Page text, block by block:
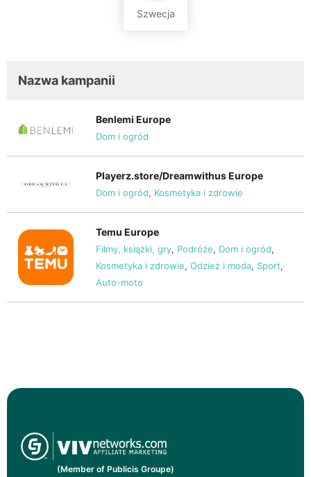
Szwecja
Nazwa kampanii
Benlemi Europe
Dom i ogród
Playerz.store/Dreamwithus Europe
Dom i ogród, Kosmetyka i zdrowie
Temu Europe
Filmy, książki, gry, Podróże, Dom i ogród,
Kosmetyka i zdrowie, Odzież i moda, Sport,
Auto-moto
(Member of Publicis Groupe)